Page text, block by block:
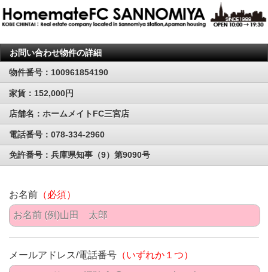
お問い合わせ物件の詳細
物件番号：100961854190
家賃：152,000円
店舗名：ホームメイトFC三宮店
電話番号：078-334-2960
免許番号：兵庫県知事（9）第9090号
お名前 （必須）
メールアドレス/電話番号 （いずれか１つ）